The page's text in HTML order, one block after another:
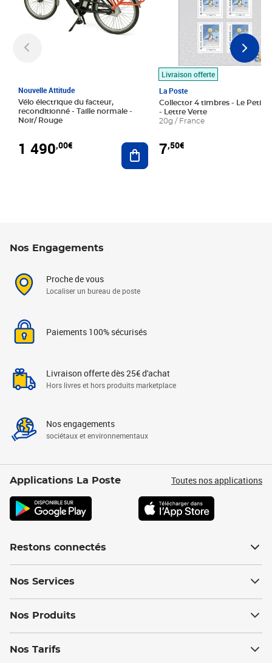
Nouvelle Attitude
Vélo électrique du facteur,
reconditionné - Taille normale -
Noir/ Rouge
1 490,00€ Ajouter au panier
Livraison offerte
La Poste
Collector 4 timbres - Le Petit
- Lettre Verte
20g / France
7,50€
Nos Engagements
Proche de vous
Localiser un bureau de poste
Paiements 100% sécurisés
Livraison offerte dès 25€ d'achat
Hors livres et hors produits marketplace
Nos engagements
sociétaux et environnementaux
Applications La Poste Toutes nos applications
Restons connectés
Nos Services
Nos Produits
Nos Tarifs